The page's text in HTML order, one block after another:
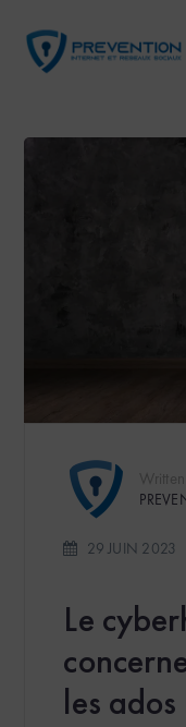
29 JUIN 2023
Le
les ados